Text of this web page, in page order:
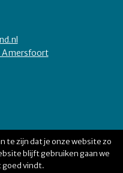
Amersfoort
te zijn dat je onze website zo
blijft gebruiken gaan we
goed vindt.